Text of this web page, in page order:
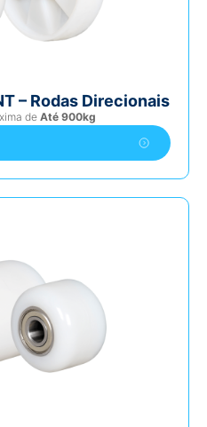
– Rodas Direcionais
de Até 900kg